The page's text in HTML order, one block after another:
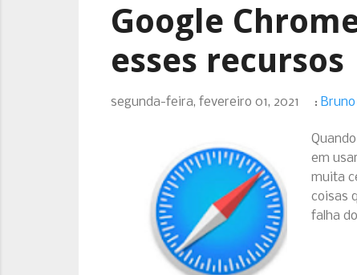
Google
esses recursos
segunda-feira, fevereiro 01, 2021 :
em
muita
coisas
falha